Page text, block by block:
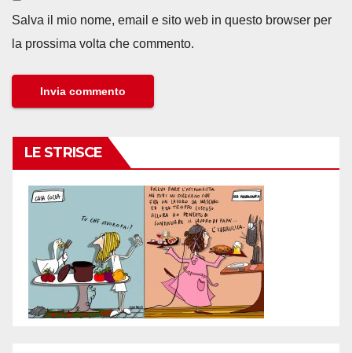
Salva il mio nome, email e sito web in questo browser per
la prossima volta che commento.
LE STRISCE